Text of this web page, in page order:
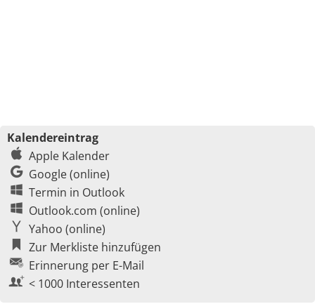
Kalendereintrag
Apple Kalender
Google (online)
Termin in Outlook
Outlook.com (online)
Yahoo (online)
Zur Merkliste hinzufügen
Erinnerung per E-Mail
< 1000 Interessenten